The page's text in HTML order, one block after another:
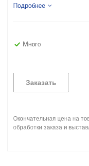
Подробнее
Много
Заказать
Окончательная цена на
обработки заказа и